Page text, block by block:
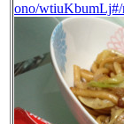
ono/